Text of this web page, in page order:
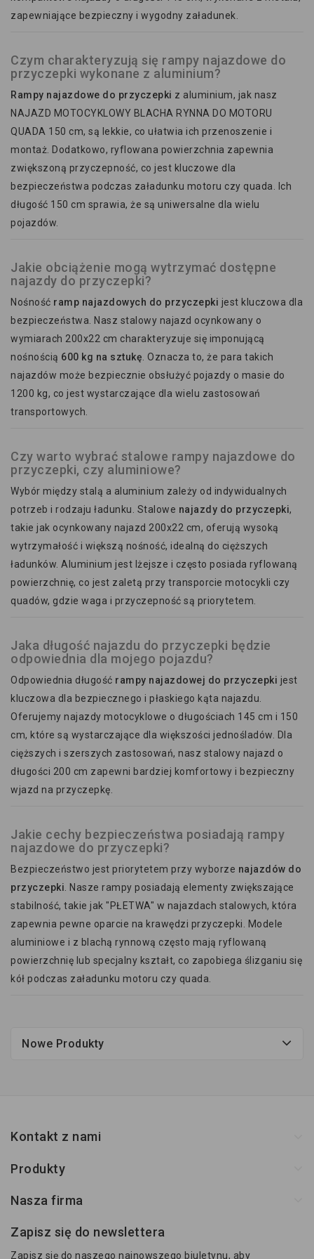
zapewniające bezpieczny i wygodny załadunek.
Czym charakteryzują się rampy najazdowe do
przyczepki wykonane z aluminium?
Rampy najazdowe do przyczepki z aluminium, jak nasz
NAJAZD MOTOCYKLOWY BLACHA RYNNA DO MOTORU
QUADA 150 cm, są lekkie, co ułatwia ich przenoszenie i
montaż. Dodatkowo, ryflowana powierzchnia zapewnia
zwiększoną przyczepność, co jest kluczowe dla
bezpieczeństwa podczas załadunku motoru czy quada. Ich
długość 150 cm sprawia, że są uniwersalne dla wielu
pojazdów.
Jakie obciążenie mogą wytrzymać dostępne
najazdy do przyczepki?
Nośność ramp najazdowych do przyczepki jest kluczowa dla
bezpieczeństwa. Nasz stalowy najazd ocynkowany o
wymiarach 200x22 cm charakteryzuje się imponującą
nośnością 600 kg na sztukę . Oznacza to, że para takich
najazdów może bezpiecznie obsłużyć pojazdy o masie do
1200 kg, co jest wystarczające dla wielu zastosowań
transportowych.
Czy warto wybrać stalowe rampy najazdowe do
przyczepki, czy aluminiowe?
Wybór między stalą a aluminium zależy od indywidualnych
potrzeb i rodzaju ładunku. Stalowe najazdy do przyczepki,
takie jak ocynkowany najazd 200x22 cm, oferują wysoką
wytrzymałość i większą nośność, idealną do cięższych
ładunków. Aluminium jest lżejsze i często posiada ryflowaną
powierzchnię, co jest zaletą przy transporcie motocykli czy
quadów, gdzie waga i przyczepność są priorytetem.
Jaka długość najazdu do przyczepki będzie
odpowiednia dla mojego pojazdu?
Odpowiednia długość rampy najazdowej do przyczepki jest
kluczowa dla bezpiecznego i płaskiego kąta najazdu.
Oferujemy najazdy motocyklowe o długościach 145 cm i 150
cm, które są wystarczające dla większości jednośladów. Dla
cięższych i szerszych zastosowań, nasz stalowy najazd o
długości 200 cm zapewni bardziej komfortowy i bezpieczny
wjazd na przyczepkę.
Jakie cechy bezpieczeństwa posiadają rampy
najazdowe do przyczepki?
Bezpieczeństwo jest priorytetem przy wyborze najazdów do
przyczepki . Nasze rampy posiadają elementy zwiększające
stabilność, takie jak "PŁETWA" w najazdach stalowych, która
zapewnia pewne oparcie na krawędzi przyczepki. Modele
aluminiowe i z blachą rynnową często mają ryflowaną
powierzchnię lub specjalny kształt, co zapobiega ślizganiu się
kół podczas załadunku motoru czy quada.
Nowe Produkty
Kontakt z nami
Produkty
Nasza firma
Zapisz się do newslettera
Zapisz się do naszego najnowszego biuletynu, aby